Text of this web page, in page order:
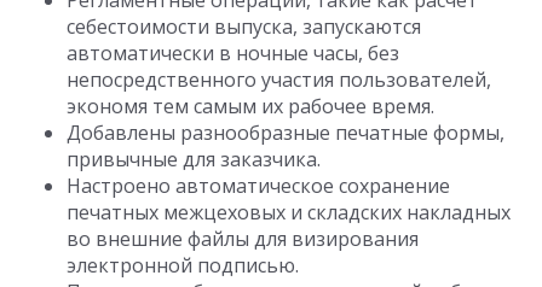
себестоимости выпуска, запускаются
автоматически в ночные часы, без
непосредственного участия пользователей,
экономя тем самым их рабочее время.
Добавлены разнообразные печатные формы,
привычные для заказчика.
Настроено автоматическое сохранение
печатных межцеховых и складских накладных
во внешние файлы для визирования
электронной подписью.